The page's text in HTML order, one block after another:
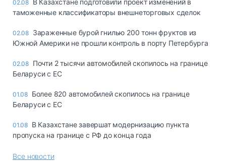
02.08 В Казахстане подготовили проект изменений в
таможенные классификаторы внешнеторговых сделок
02.08 Зараженные бурой гнилью 200 тонн фруктов из
Южной Америки не прошли контроль в порту Петербурга
02.08 Почти 2 тысячи автомобилей скопилось на границе
Беларуси с ЕС
01.08 Более 820 автомобилей скопилось на границе
Беларуси с ЕС
01.08 В Казахстане завершат модернизацию пункта
пропуска на границе с РФ до конца года
Все новости